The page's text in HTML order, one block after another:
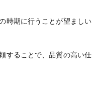
時期に行うことが望ましい
することで、品質の高い仕